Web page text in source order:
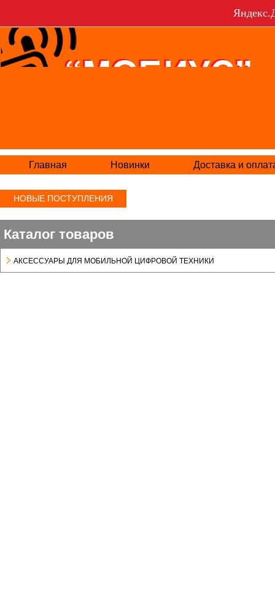
Главная Новинки Доставка и
НОВЫЕ ПОСТУПЛЕНИЯ
Каталог товаров
АКСЕСCУАРЫ ДЛЯ МОБИЛЬНОЙ ЦИФРОВОЙ ТЕХНИКИ